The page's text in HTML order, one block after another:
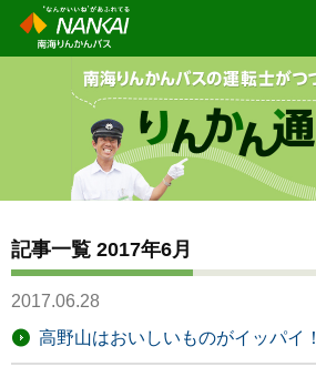
記事一覧 2017年6月
2017.06.28
高野山はおいしいものがイッパイ！